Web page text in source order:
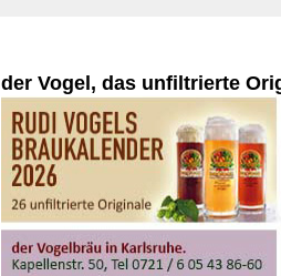
der Vogel, das unfiltrierte